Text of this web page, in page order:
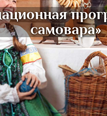
самовара»